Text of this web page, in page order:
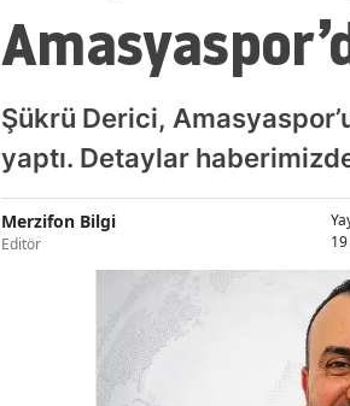
Şükrü Derici,
yaptı. Detaylar
Merzifon Bilgi
Editör